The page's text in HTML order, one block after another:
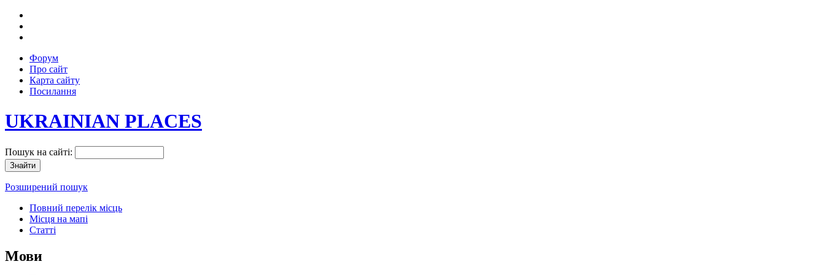
Форум
Про сайт
Карта сайту
Посилання
UKRAINIAN PLACES
Пошук на сайті:
Розширений пошук
Повний перелік місць
Місця на мапі
Статті
Мови